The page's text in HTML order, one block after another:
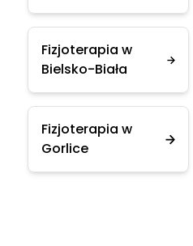
Fizjoterapia w
Bielsko-Biała
Fizjoterapia w
Gorlice